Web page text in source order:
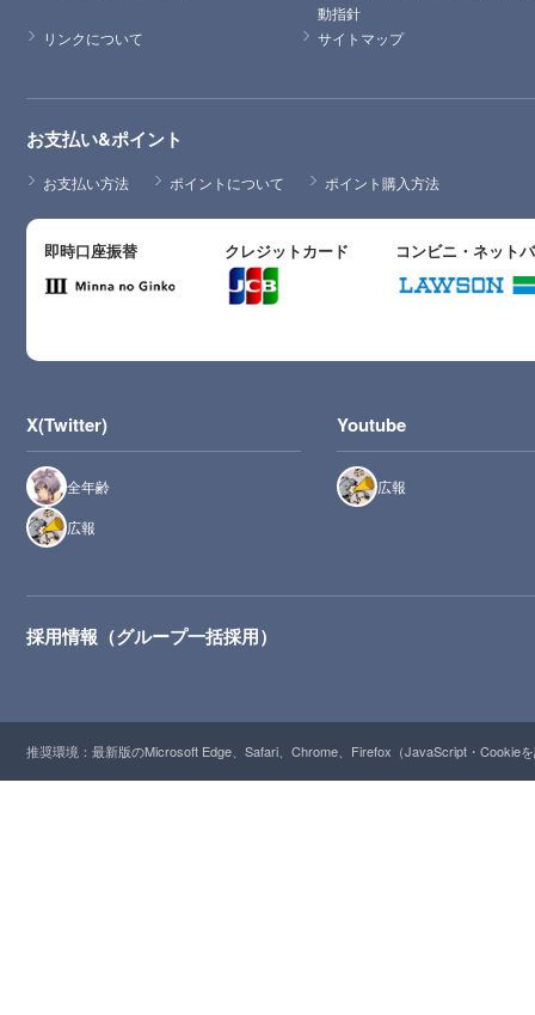
動指針
リンクについて
サイトマップ
お支払い&ポイント
お支払い方法 ポイントについて ポイント購入方法
即時口座振替 クレジットカード コンビニ・ネット
X(Twitter)
全年齢
広報
Youtube
広報
採用情報（グループ一括採用）
推奨環境：最新版のMicrosoft Edge、Safari、Chrome、Firefox（JavaScript・Cookie